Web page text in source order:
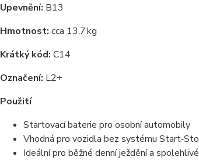
Upevnění: B13
Hmotnost: cca 13,7 kg
Krátký kód: C14
Označení: L2+
Použití
Startovací baterie pro osobní automobily
Vhodná pro vozidla bez systému
Ideální pro běžné denní ježdění a